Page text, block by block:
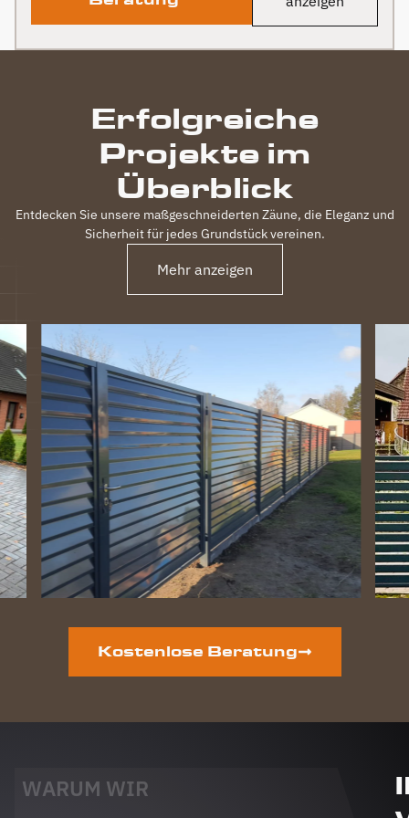
Erfolgreiche
Projekte im
Überblick
Entdecken Sie unsere maßgeschneiderten Zäune, die Eleganz und
Sicherheit für jedes Grundstück vereinen.
Mehr anzeigen
Kostenlose Beratung
WARUM WIR